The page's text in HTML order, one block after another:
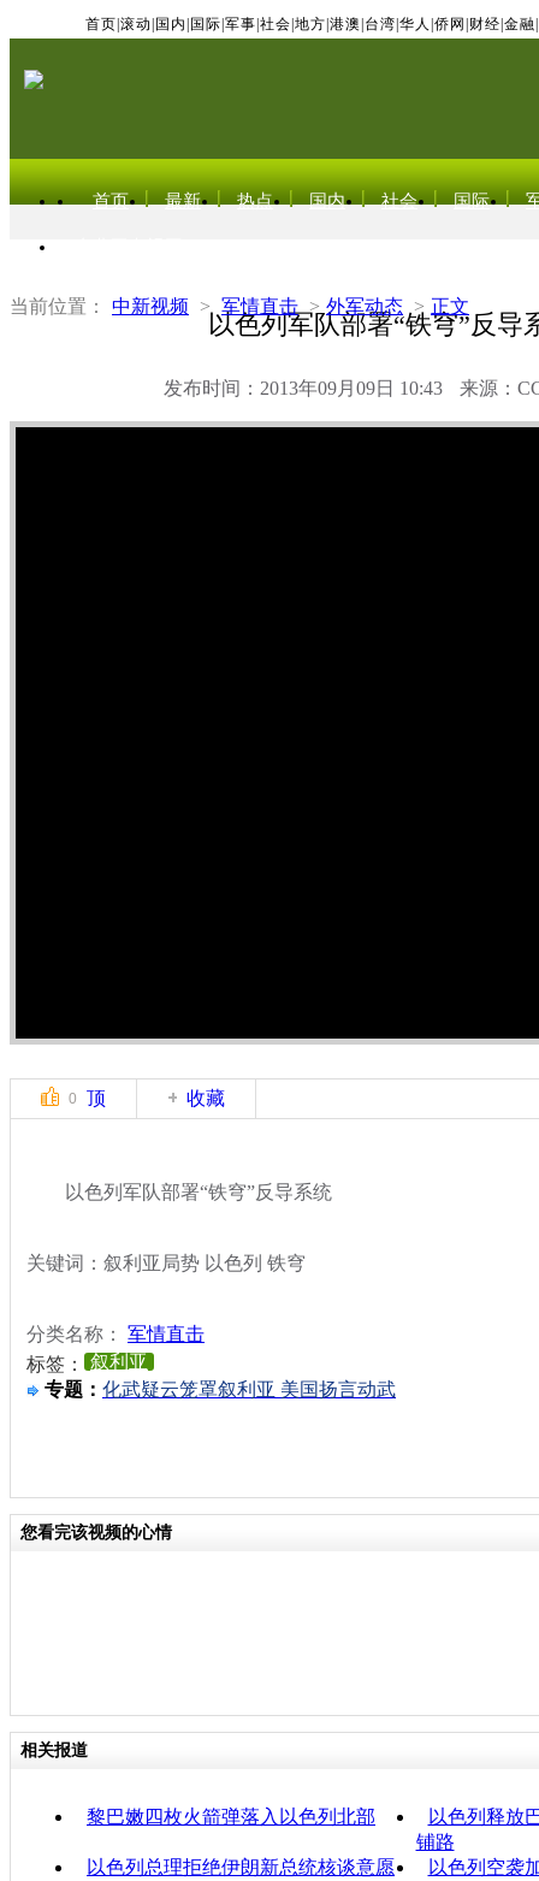
首页 滚动 国内 国际 军事 社会 地方 港澳 台湾 华人 侨网 财经 金融
首页 最新 热点 国内 社会 国际
当前位置： 中新视频 > 军情直击 > 外军动态 > 正文
以色列军队部署“铁穹”反导
发布时间：2013年09月09日 10:43 来源：
0 顶 收藏
以色列军队部署“铁穹”反导系统
关键词：叙利亚局势 以色列 铁穹
分类名称： 军情直击
标签：
叙利亚
专题： 化武疑云笼罩叙利亚 美国扬言动武
您看完该视频的心情
相关报道
黎巴嫩四枚火箭弹落入以色列北部
以色列释放
铺路
以色列总理拒绝伊朗新总统核谈意愿
以色列空袭